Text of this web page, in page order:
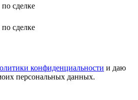
сделке
сделке
конфиденциальности и даю
персональных данных.